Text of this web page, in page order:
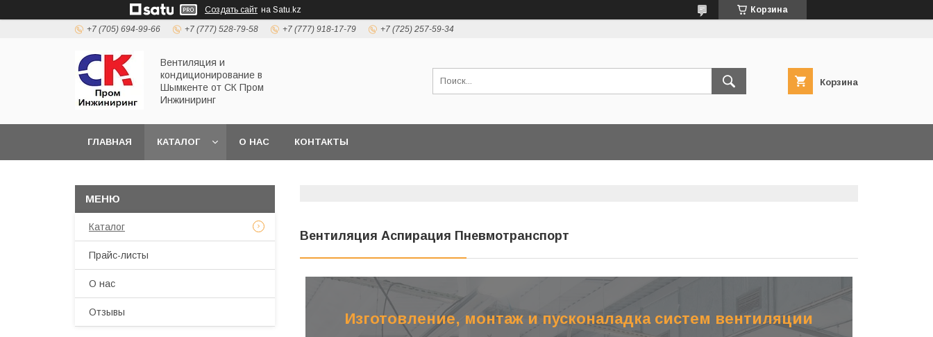
Создать сайт на Satu.kz Корзина
+7 (705) 694-99-66 +7 (777) 528-79-58 +7 (777) 918-17-79 +7 (725) 257-59-34
Вентиляция и
кондиционирование в
Шымкенте от СК Пром
Инжиниринг
Корзина
ГЛАВНАЯ КАТАЛОГ О НАС КОНТАКТЫ
Вентиляция Аспирация Пневмотранспорт
Изготовление, монтаж и пусконаладка систем вентиляции
Каталог
Прайс-листы
О нас
Отзывы